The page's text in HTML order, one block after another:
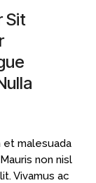
Sit
et malesuada
non nisl
Vivamus ac